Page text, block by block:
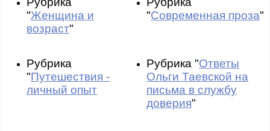
"Женщина и
возраст"
"Современная проза"
Рубрика
"Путешествия -
личный опыт
Рубрика "Ответы
Ольги Таевской на
письма в службу
доверия"